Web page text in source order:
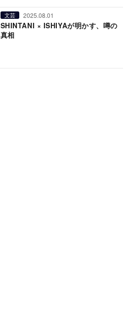
文芸 2025.08.01
SHINTANI × ISHIYAが明かす、噂の
真相